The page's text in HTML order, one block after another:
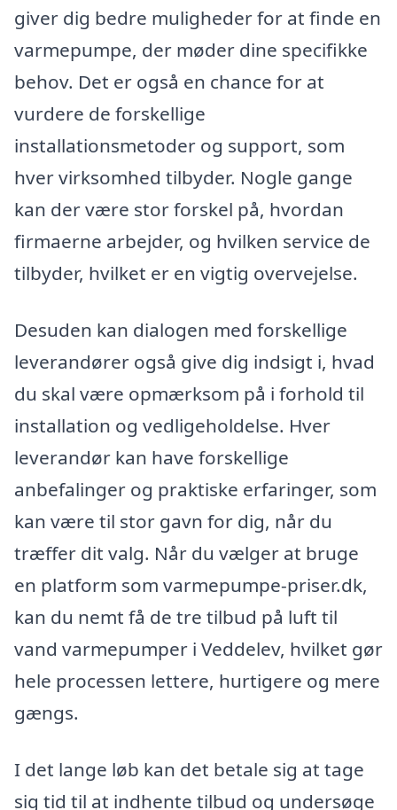
giver dig bedre muligheder for at finde en
varmepumpe, der møder dine specifikke
behov. Det er også en chance for at
vurdere de forskellige
installationsmetoder og support, som
hver virksomhed tilbyder. Nogle gange
kan der være stor forskel på, hvordan
firmaerne arbejder, og hvilken service de
tilbyder, hvilket er en vigtig overvejelse.
Desuden kan dialogen med forskellige
leverandører også give dig indsigt i, hvad
du skal være opmærksom på i forhold til
installation og vedligeholdelse. Hver
leverandør kan have forskellige
anbefalinger og praktiske erfaringer, som
kan være til stor gavn for dig, når du
træffer dit valg. Når du vælger at bruge
en platform som varmepumpe-priser.dk,
kan du nemt få de tre tilbud på luft til
vand varmepumper i Veddelev, hvilket gør
hele processen lettere, hurtigere og mere
gængs.
I det lange løb kan det betale sig at tage
sig tid til at indhente tilbud og undersøge